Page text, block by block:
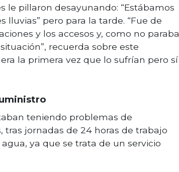
le pillaron desayunando: “Estábamos
pero para la tarde. “Fue de
y los accesos y, como no paraba
recuerda sobre este
la primera vez que lo sufrían pero sí
teniendo problemas de
tras jornadas de 24 horas de trabajo
ya que se trata de un servicio